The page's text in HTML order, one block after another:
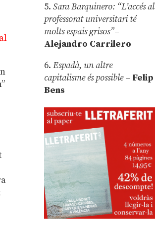
5.Sara Barquinero: “L’accés al
professorat universitari té
molts espais grisos”–
Alejandro Carrilero
6.Espadà, un altre
capitalisme és possible – Felip
Bens